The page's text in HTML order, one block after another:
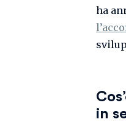
ha
in